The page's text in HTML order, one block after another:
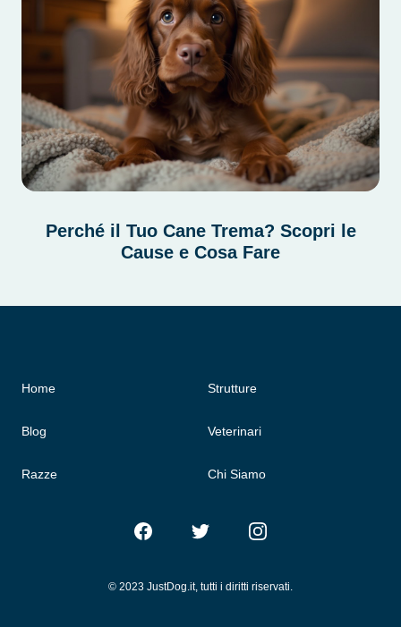
Perché il Tuo Cane Trema? Scopri le
Cause e Cosa Fare
Home
Blog
Razze
Strutture
Veterinari
Chi Siamo
FacebookTwitter Instagram
© 2023 JustDog.it, tutti i diritti riservati.